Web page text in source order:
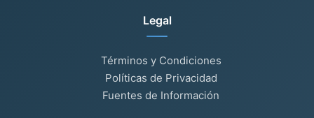
Legal
Términos y Condiciones
Políticas de Privacidad
Fuentes de Información